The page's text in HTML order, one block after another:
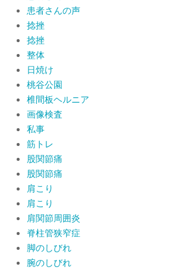
患者さんの声
捻挫
捻挫
整体
日焼け
桃谷公園
椎間板ヘルニア
画像検査
私事
筋トレ
股関節痛
股関節痛
肩こり
肩こり
肩関節周囲炎
脊柱管狭窄症
脚のしびれ
腕のしびれ